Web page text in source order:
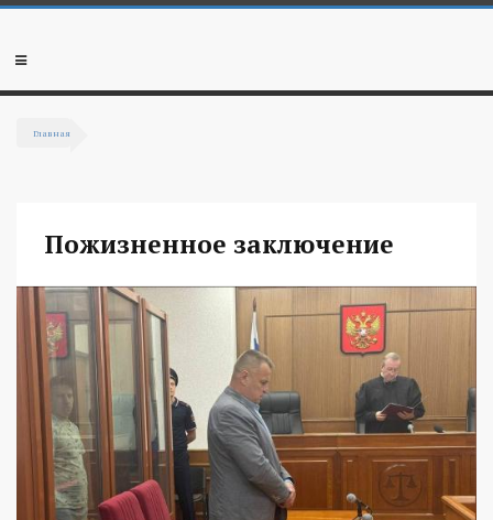
Перейти к основному содержанию
Мобильное
Главная
Пожизненное заключение